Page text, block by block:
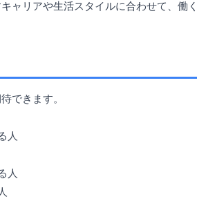
ャリアや生活スタイルに合わせて、働
できます。
人
人